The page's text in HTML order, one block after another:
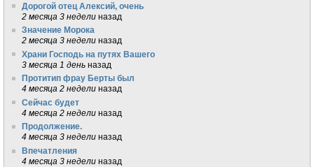
Дорогой отец Алексий, очень
2 месяца 3 недели назад
Значение Морока
2 месяца 3 недели назад
Храни Господь на путях Вашего
3 месяца 1 день назад
Протитип фрау Берты был
4 месяца 2 недели назад
Сейчас будет
4 месяца 2 недели назад
Продолжение.
4 месяца 3 недели назад
Впечатления
4 месяца 3 недели назад